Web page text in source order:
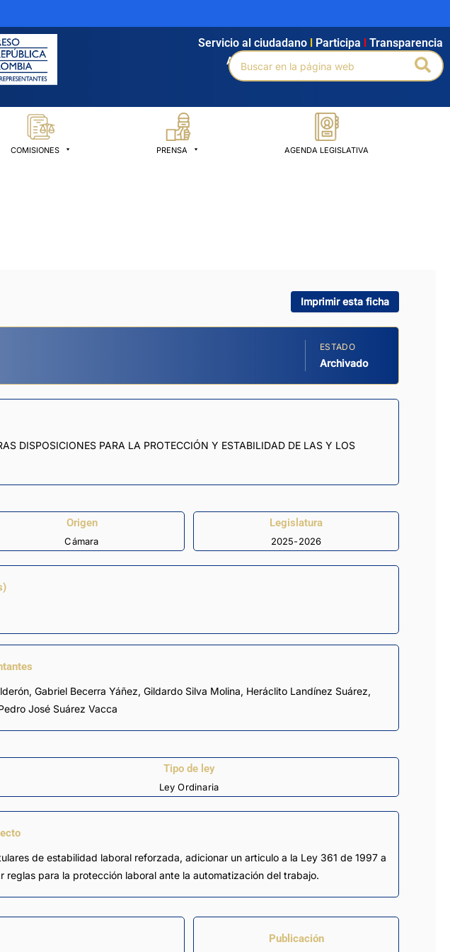
Agendamiento Intranet Búsqueda avanzada
Servicio al ciudadano Participa Transparencia
Buscar
por:
COMISIONES PRENSA AGENDA LEGISLATIVA
Imprimir esta ficha
ESTADO
Archivado
DISPOSICIONES PARA LA PROTECCIÓN Y ESTABILIDAD DE LAS Y LOS
Origen
Cámara
Legislatura
2025-2026
, Gabriel Becerra Yáñez, Gildardo Silva Molina, Heráclito Landínez Suárez,
José Suárez Vacca
Tipo de ley
Ley Ordinaria
de estabilidad laboral reforzada, adicionar un articulo a la Ley 361 de 1997 a
para la protección laboral ante la automatización del trabajo.
Publicación